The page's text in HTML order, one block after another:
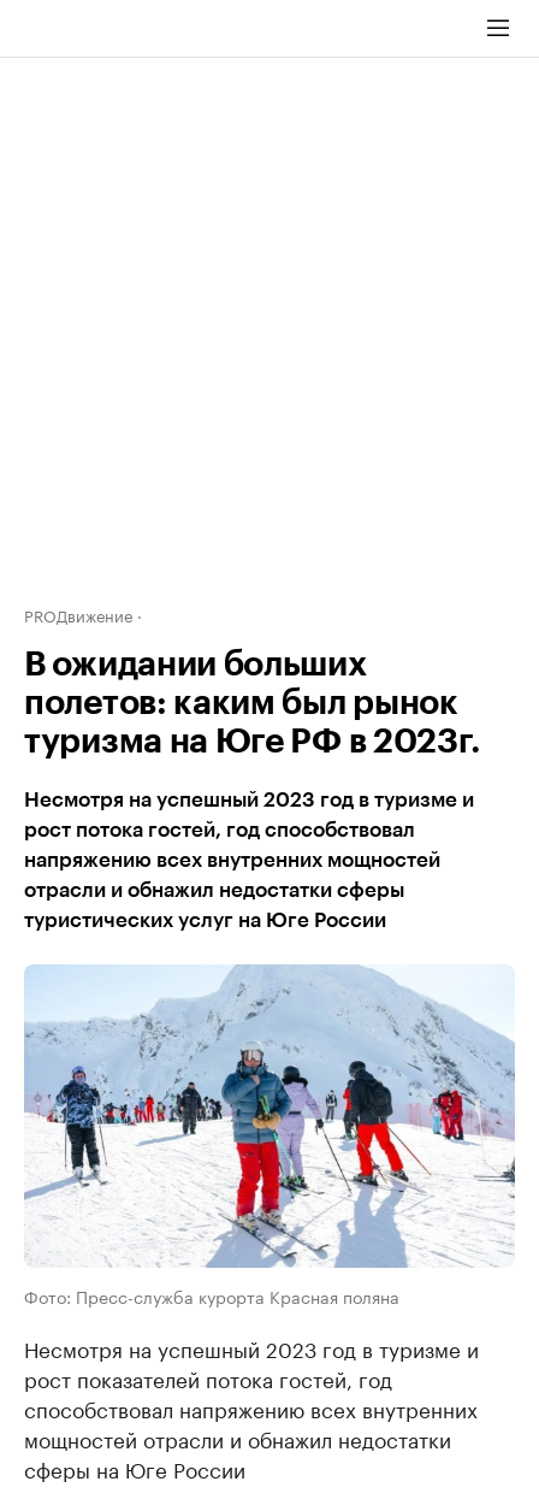
PROДвижение
В ожидании больших
полетов: каким был рынок
туризма на Юге РФ в 2023г.
Несмотря на успешный 2023 год в туризме и
рост потока гостей, год способствовал
напряжению всех внутренних мощностей
отрасли и обнажил недостатки сферы
туристических услуг на Юге России
Фото: Пресс-служба курорта Красная поляна
Несмотря на успешный 2023 год в туризме и
рост показателей потока гостей, год
способствовал напряжению всех внутренних
мощностей отрасли и обнажил недостатки
сферы на Юге России